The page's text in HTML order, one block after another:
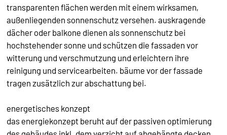
transparenten flächen werden mit einem wirksamen,
außenliegenden sonnenschutz versehen. auskragende
dächer oder balkone dienen als sonnenschutz bei
hochstehender sonne und schützen die fassaden vor
witterung und verschmutzung und erleichtern ihre
reinigung und servicearbeiten. bäume vor der fassade
tragen zusätzlich zur abschattung bei.
energetisches konzept
das energiekonzept beruht auf der passiven optimierung